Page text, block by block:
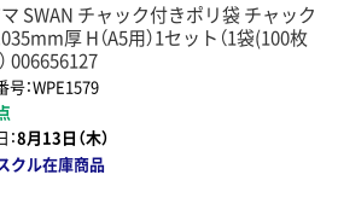
SWAN チャック付きポリ袋 チャック
厚 H（A5用）1セット（1袋(100枚
006656127
号：WPE1579
8月13日（木）
クル在庫商品